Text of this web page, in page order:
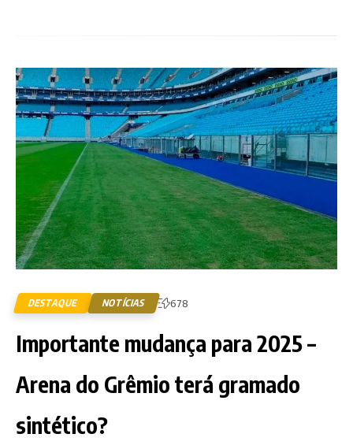
DESTAQUE NOTÍCIAS 678
Importante mudança para 2025 –
Arena do Grêmio terá gramado
sintético?